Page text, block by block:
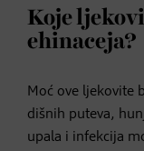
Koje
ehinaceja?
Moć ove ljekovite
dišnih puteva,
upala i infekcija